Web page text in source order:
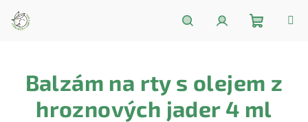
obsah
košík
Balzám na rty s olejem z
hroznových jader 4 ml